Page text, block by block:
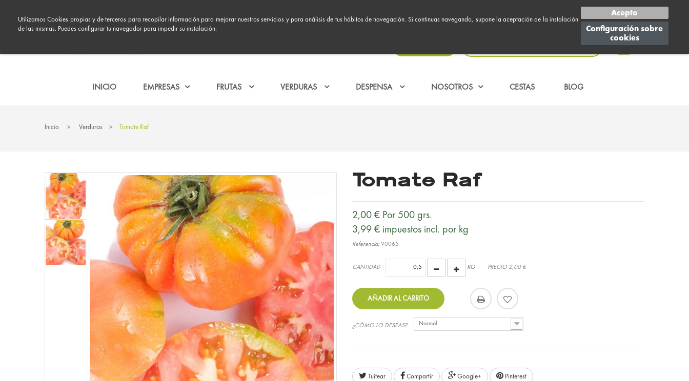
Utilizamos Cookies propias y de terceros para recopilar información para mejorar nuestros servicios y para análisis de tus hábitos de navegación. Si continuas navegando, supone la aceptación de la instalación
de las mismas. Puedes configurar tu navegador para impedir su instalación.
Acepto
Configuración sobre
cookies
0
INICIO EMPRESAS FRUTAS VERDURAS DESPENSA NOSOTROS CESTAS BLOG
Inicio > Verduras > Tomate Raf
Tomate Raf
2,00 € Por 500 grs.
3,99 € impuestos incl. por kg
Referencia: V0065
CANTIDAD KG PRECIO 2,00 €
AÑADIR AL CARRITO
¿CÓMO LO DESEAS? Normal
Tuitear Compartir Google+ Pinterest